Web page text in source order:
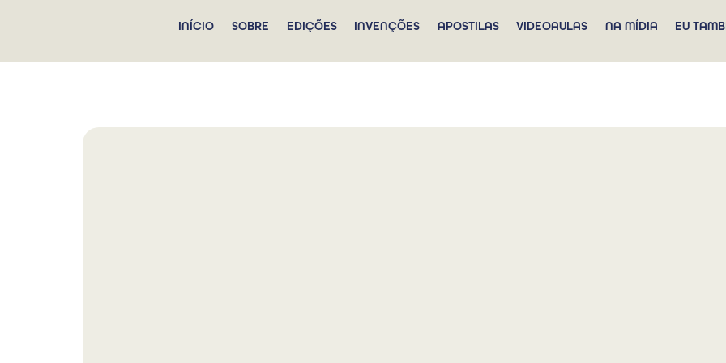
INÍCIO SOBRE EDIÇÕES INVENÇÕES APOSTILAS VIDEOAULAS NA MÍDIA EU